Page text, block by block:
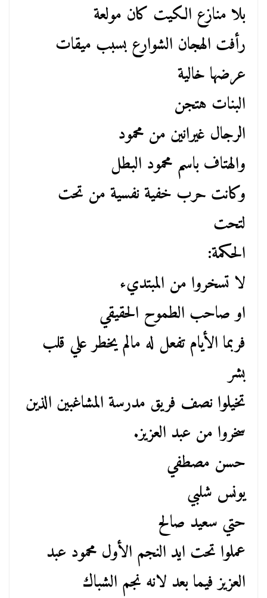
بلا منازع الكيت كان مولعة
رأفت الهجان الشوارع بسبب ميقات
عرضها خالية
البنات هتجن
الرجال غيرانين من محمود
والهتاف باسم محمود البطل
وكانت حرب خفية نفسية من تحت
لتحت
الحكمة:
لا تسخروا من المبتديء
او صاحب الطموح الحقيقي
فربما الأيام تفعل له مالم يخطر علي قلب
بشر
تخيلوا نصف فريق مدرسة المشاغبين الذين
سخروا من عبد العزيز.
حسن مصطفي
يونس شلبي
حتي سعيد صالح
عملوا تحت ايد النجم الأول محمود عبد
العزيز فيما بعد لانه نجم الشباك